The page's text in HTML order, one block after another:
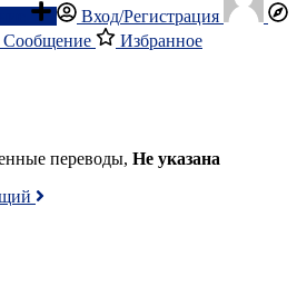
Вход/Регистрация
Сообщение Избранное
переводы, Не указана